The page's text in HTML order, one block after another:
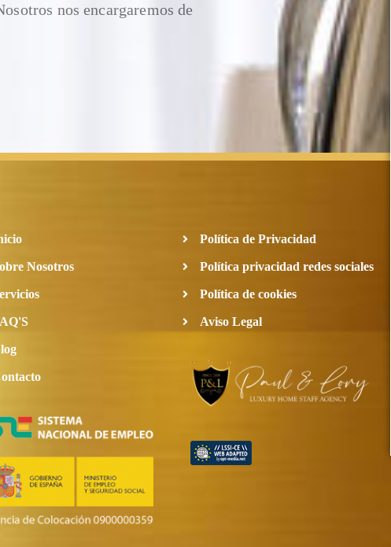
nos encargaremos de
Nosotros
Política de Privacidad
Política privacidad redes sociales
Política de cookies
Aviso Legal